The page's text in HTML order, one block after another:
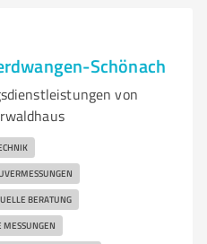
Schönach
von
BERATUNG
MESSUNGEN